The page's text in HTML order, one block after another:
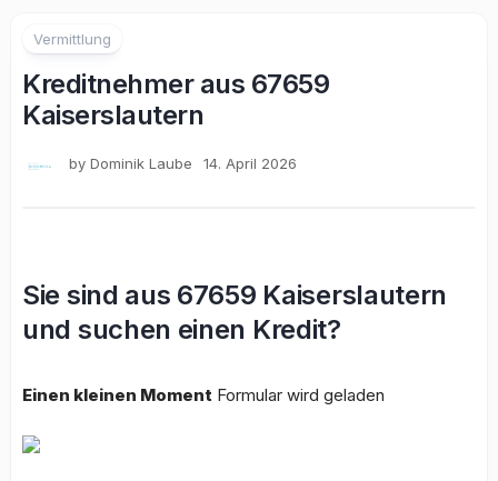
Vermittlung
Kreditnehmer aus 67659
Kaiserslautern
by Dominik Laube 14. April 2026
Sie sind aus 67659 Kaiserslautern
und suchen einen Kredit?
Einen kleinen Moment Formular wird geladen